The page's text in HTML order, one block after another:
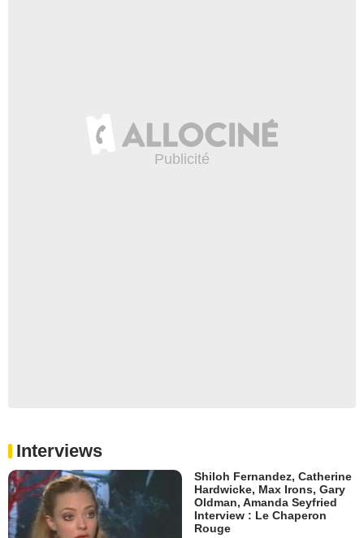
Interviews
Shiloh Fernandez, Catherine
Hardwicke, Max Irons, Gary
Oldman, Amanda Seyfried
Interview : Le Chaperon
Rouge